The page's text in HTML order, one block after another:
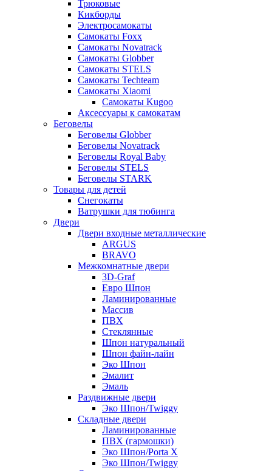
Трюковые
Кикборды
Электросамокаты
Самокаты Foxx
Самокаты Novatrack
Самокаты Globber
Самокаты STELS
Самокаты Techteam
Самокаты Xiaomi
Самокаты Kugoo
Аксессуары к самокатам
Беговелы
Беговелы Globber
Беговелы Novatrack
Беговелы Royal Baby
Беговелы STELS
Беговелы STARK
Товары для детей
Снегокаты
Ватрушки для тюбинга
Двери
Двери входные металлические
ARGUS
BRAVO
Межкомнатные двери
3D-Graf
Евро Шпон
Ламинированные
Массив
ПВХ
Стеклянные
Шпон натуральный
Шпон файн-лайн
Эко Шпон
Эмалит
Эмаль
Раздвижные двери
Эко Шпон/Twiggy
Складные двери
Ламинированные
ПВХ (гармошки)
Эко Шпон/Porta X
Эко Шпон/Twiggy